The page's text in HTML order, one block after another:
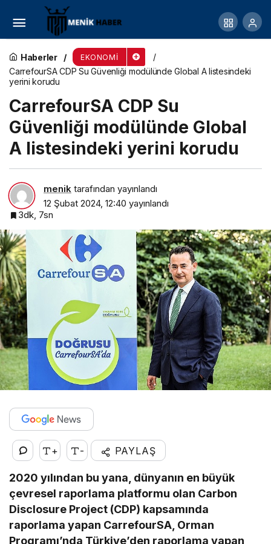
Haberler EKONOMI
CarrefourSA CDP Su Güvenliği modülünde Global A listesindeki
yerini korudu
CarrefourSA CDP Su
Güvenliği modülünde Global
A listesindeki yerini korudu
menik tarafından yayınlandı
12 Şubat 2024, 12:40 yayınlandı
3dk, 7sn
+ - PAYLAŞ
2020 yılından bu yana, dünyanın en büyük
çevresel raporlama platformu olan Carbon
Disclosure Project (CDP) kapsamında
raporlama yapan CarrefourSA, Orman
Programı’nda Türkiye’den raporlama yapan
Uluslararası Teknoloji Eğitim Şirketi GoIT
Türkiye’de Faaliyet Göstermeye Başladı